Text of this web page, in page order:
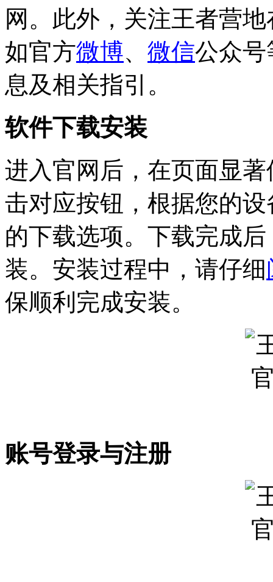
网。此外，关注王者营
如官方微博、 微信公众号
息及相关指引。
软件下载安装
进入官网后，在页面显
击对应按钮，根据您的设
的下载选项。下载完成
装。安装过程中，请仔细
保顺利完成安装。
账号登录与注册